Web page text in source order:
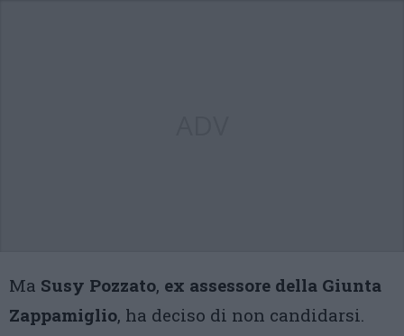
Ma Susy Pozzato, ex assessore della Giunta
Zappamiglio, ha deciso di non candidarsi.